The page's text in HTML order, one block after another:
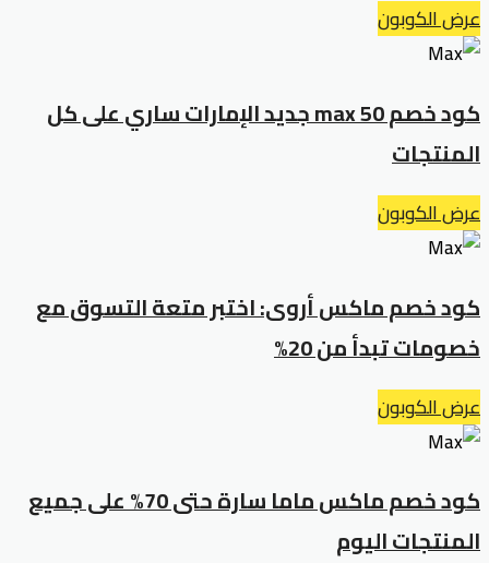
عرض الكوبون
كود خصم max 50 جديد الإمارات ساري على كل
المنتجات
عرض الكوبون
كود خصم ماكس أروى: اختبر متعة التسوق مع
خصومات تبدأ من 20%
عرض الكوبون
كود خصم ماكس ماما سارة حتى 70% على جميع
المنتجات اليوم